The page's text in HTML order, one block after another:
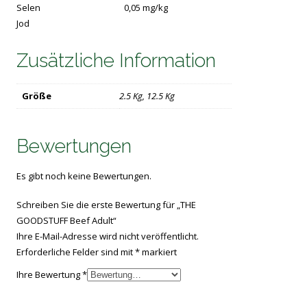
Selen
0,05 mg/kg
Jod
Zusätzliche Information
Größe 2.5 Kg, 12.5 Kg
Bewertungen
Es gibt noch keine Bewertungen.
Schreiben Sie die erste Bewertung für „THE
GOODSTUFF Beef Adult“
Ihre E-Mail-Adresse wird nicht veröffentlicht.
Erforderliche Felder sind mit*markiert
Ihre Bewertung*